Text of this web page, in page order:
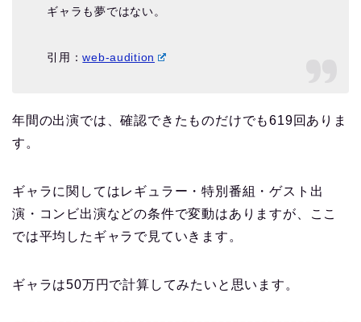
ギャラも夢ではない。
引用：web-audition
年間の出演では、確認できたものだけでも619回ありま
す。
ギャラに関してはレギュラー・特別番組・ゲスト出
演・コンビ出演などの条件で変動はありますが、ここ
では平均したギャラで見ていきます。
ギャラは50万円で計算してみたいと思います。